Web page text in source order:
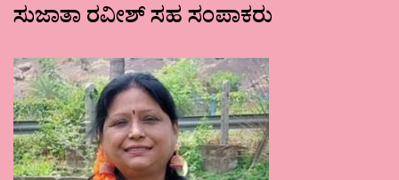
ಸುಜಾತಾ ರವೀಶ್ ಸಹ ಸಂಪಾಕರು